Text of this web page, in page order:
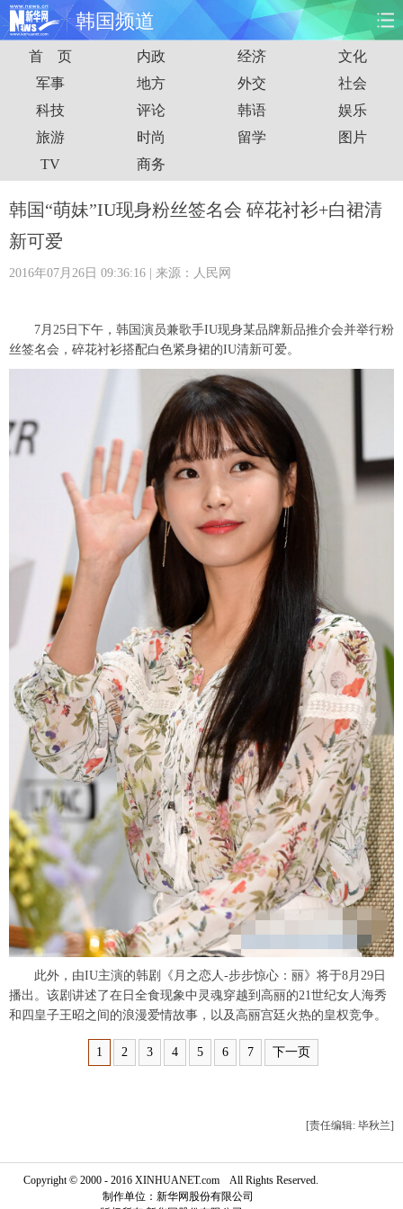
韩国频道
首页 时政 国际 财经
娱乐 体育 人事 教育
时尚 思客
港澳 台湾 华人 汽车
科技
旅游 健康 信息化 数据
军事
富媒体 摄影 新华广播
新华电视中文 新华电视英文 返回PC
首 页 内政 经济
文化
军事
地方 外交
社会
科技
评论 韩语
娱乐
旅游
时尚 留学
图片
TV
商务
韩国“萌妹”IU现身粉丝签名会 碎花衬衫+白裙清
新可爱
2016年07月26日 09:36:16 | 来源：人民网
7月25日下午，韩国演员兼歌手IU现身某品牌新品推介会并举行粉
丝签名会，碎花衬衫搭配白色紧身裙的IU清新可爱。
此外，由IU主演的韩剧《月之恋人-步步惊心：丽》将于8月29日
播出。该剧讲述了在日全食现象中灵魂穿越到高丽的21世纪女人海秀
和四皇子王昭之间的浪漫爱情故事，以及高丽宫廷火热的皇权竞争。
1 2 3 4 5 6 7 下一页
[责任编辑: 毕秋兰]
Copyright © 2000 - 2016 XINHUANET.com All Rights Reserved.
制作单位：新华网股份有限公司